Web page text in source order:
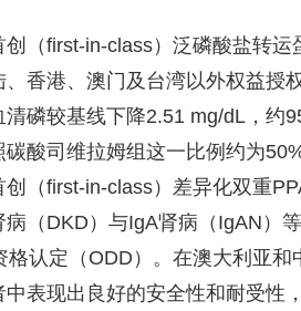
（first-in-class）泛磷酸盐转
香港、澳门及台湾以外权益授
磷较基线下降2.51 mg/dL，约
酸司维拉姆组这一比例约为
（first-in-class）差异化双重
（DKD）与IgA肾病（IgAN）
格认定（ODD）。在澳大利亚
表现出良好的安全性和耐受性